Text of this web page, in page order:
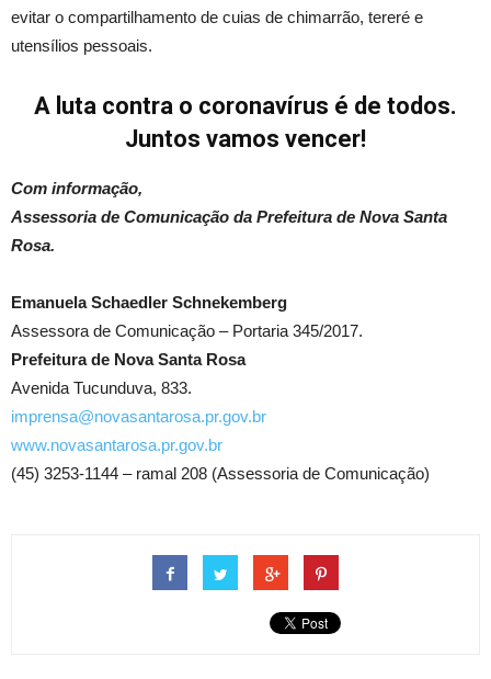
evitar o compartilhamento de cuias de chimarrão, tereré e
utensílios pessoais.
A luta contra o coronavírus é de todos.
Juntos vamos vencer!
Com informação,
Assessoria de Comunicação da Prefeitura de Nova Santa
Rosa.
Emanuela Schaedler Schnekemberg
Assessora de Comunicação – Portaria 345/2017.
Prefeitura de Nova Santa Rosa
Avenida Tucunduva, 833.
imprensa@novasantarosa.pr.gov.br
www.novasantarosa.pr.gov.br
(45) 3253-1144 – ramal 208 (Assessoria de Comunicação)